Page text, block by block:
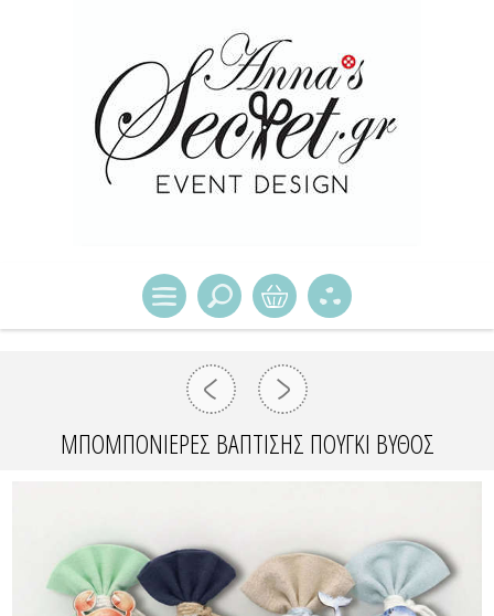
ΜΠΟΜΠΟΝΙΈΡΕΣ ΒΆΠΤΙΣΗΣ ΠΟΥΓΚΊ ΒΥΘΌΣ